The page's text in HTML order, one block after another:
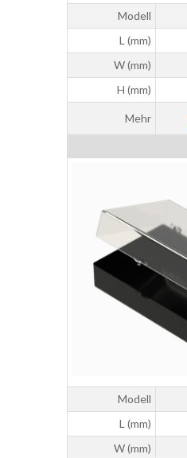
Modell
L (mm)
W (mm)
H (mm)
Mehr
Modell
L (mm)
W (mm)